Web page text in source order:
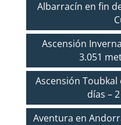
Albarracín en fin
Ascensión
3.051
Ascensión
días –
Aventura en